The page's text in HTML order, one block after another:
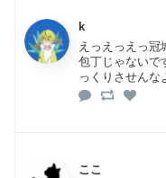
k
えっえっえっ冠
包丁じゃない
っくりさせんな
ここ